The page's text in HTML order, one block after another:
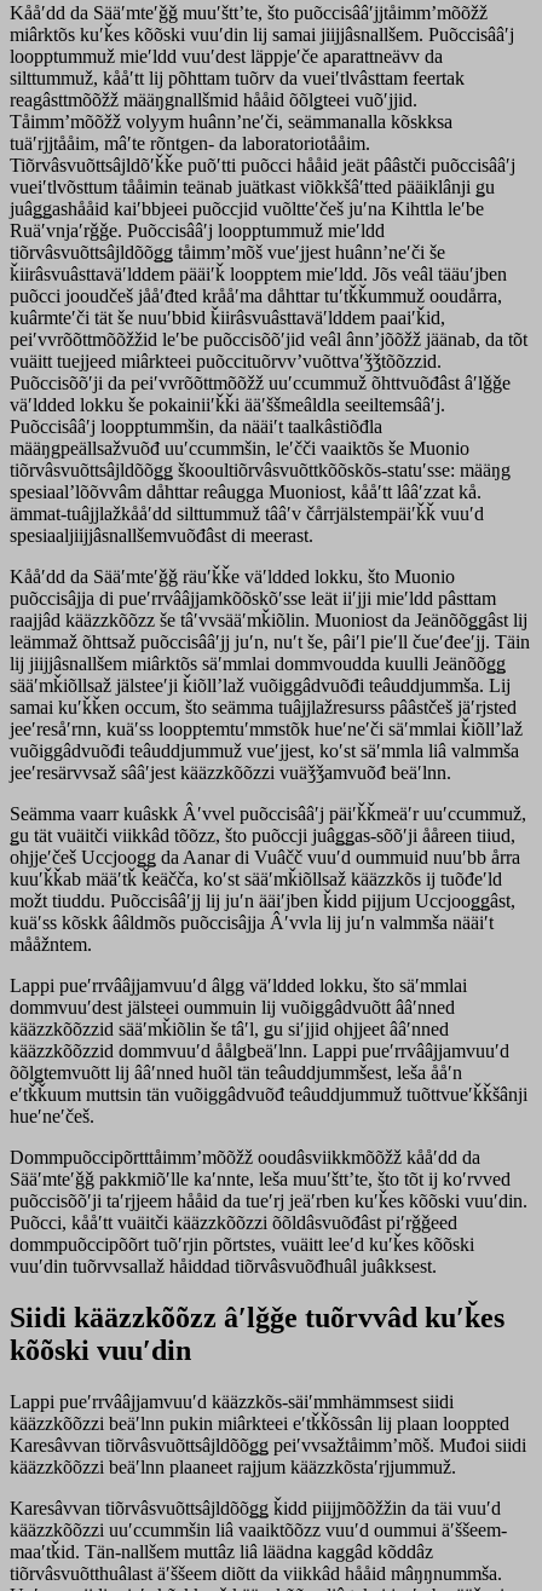
Kååʹdd da Sääʹmteʹǧǧ muuʹšttʼte, što puõccisââʹjjtåimmʼmõõžž
miârktõs kuʹǩes kõõski vuuʹdin lij samai jiijjâsnallšem. Puõccisââʹj
loopptummuž mieʹldd vuuʹdest läppjeʹče aparattneävv da
silttummuž, kååʹtt lij põhttam tuõrv da vueiʹtlvâsttam feertak
reagâsttmõõžž määŋgnallšmid hååid õõlǥteei vuõʹjjid.
Tåimmʼmõõžž volyym huânnʼneʹči, seämmanalla kõskksa
tuäʹrjjtååim, mâʹte rõntgen- da laboratoriotååim.
Tiõrvâsvuõttsâjldõʹǩǩe puõʹtti puõcci hååid jeät pââstči puõccisââʹj
vueiʹtlvõsttum tååimin teänab juätkast viõkkšâʹtted pääiklânji ǥu
juâǥǥashååid kaiʹbbjeei puõccjid vuõltteʹčeš juʹna Kihttla leʹbe
Ruäʹvnjaʹrǧǧe. Puõccisââʹj loopptummuž mieʹldd
tiõrvâsvuõttsâjldõõǥǥ tåimmʼmõš vueʹjjest huânnʼneʹči še
ǩiirâsvuâsttaväʹlddem pääiʹǩ loopptem mieʹldd. Jõs veâl tääuʹjben
puõcci jooudčeš jååʹđted krååʹma dåhttar tuʹtǩǩummuž ooudårra,
kuârmteʹči tät še nuuʹbbid ǩiirâsvuâsttaväʹlddem paaiʹǩid,
peiʹvvrõõttmõõžžid leʹbe puõccisõõʹjid veâl ânnʼjõõžž jäänab, da tõt
vuäitt tuejjeed miârkteei puõccituõrvvʼvuõttvaʹǯǯtõõzzid.
Puõccisõõʹji da peiʹvvrõõttmõõžž uuʹccummuž õhttvuõđâst âʹlǧǧe
väʹldded lokku še pokainiiʹǩǩi ääʹššmeâldla seeiltemsââʹj.
Puõccisââʹj loopptummšin, da nääiʹt taalkâstiõđla
määŋgpeällsažvuõđ uuʹccummšin, leʹčči vaaiktõs še Muonio
tiõrvâsvuõttsâjldõõǥǥ škooultiõrvâsvuõttkõõskõs-statuʹsse: määŋg
spesiaalʼlõõvvâm dåhttar reâugga Muoniost, kååʹtt lââʹzzat kå.
ämmat-tuâjjlažkååʹdd silttummuž tââʹv čårrjälstempäiʹǩǩ vuuʹd
spesiaaljiijjâsnallšemvuõđâst di meerast.
Kååʹdd da Sääʹmteʹǧǧ räuʹǩǩe väʹldded lokku, što Muonio
puõccisâjja di pueʹrrvââjjamkõõskõʹsse leät iiʹjji mieʹldd pâsttam
raajjâd kääzzkõõzz še tâʹvvsääʹmǩiõlin. Muoniost da Jeänõõǥǥâst lij
leämmaž õhttsaž puõccisââʹjj juʹn, nuʹt še, pâiʹl pieʹll čueʹđeeʹjj. Täin
lij jiijjâsnallšem miârktõs säʹmmlai dommvoudda kuulli Jeänõõǥǥ
sääʹmǩiõllsaž jälsteeʹji ǩiõllʼlaž vuõiggâdvuõđi teâuddjummša. Lij
samai kuʹǩǩen occum, što seämma tuâjjlažresurss pââstčeš jäʹrjsted
jeeʹresåʹrnn, kuäʹss loopptemtuʹmmstõk hueʹneʹči säʹmmlai ǩiõllʼlaž
vuõiggâdvuõđi teâuddjummuž vueʹjjest, koʹst säʹmmla liâ valmmša
jeeʹresärvvsaž sââʹjest kääzzkõõzzi vuäǯǯamvuõđ beäʹlnn.
Seämma vaarr kuâskk Âʹvvel puõccisââʹj päiʹǩǩmeäʹr uuʹccummuž,
ǥu tät vuäitči viikkâd tõõzz, što puõccji juâǥǥas-sõõʹji ååreen tiiud,
ohjjeʹčeš Uccjooǥǥ da Aanar di Vuâčč vuuʹd oummuid nuuʹbb årra
kuuʹǩǩab määʹtǩ ǩeäčča, koʹst sääʹmǩiõllsaž kääzzkõs ij tuõđeʹld
možt tiuddu. Puõccisââʹjj lij juʹn ääiʹjben ǩidd pijjum Uccjooǥǥâst,
kuäʹss kõskk ââldmõs puõccisâjja Âʹvvla lij juʹn valmmša nääiʹt
mååžntem.
Lappi pueʹrrvââjjamvuuʹd âlgg väʹldded lokku, što säʹmmlai
dommvuuʹdest jälsteei oummuin lij vuõiggâdvuõtt ââʹnned
kääzzkõõzzid sääʹmǩiõlin še tâʹl, ǥu siʹjjid ohjjeet ââʹnned
kääzzkõõzzid dommvuuʹd åålǥbeäʹlnn. Lappi pueʹrrvââjjamvuuʹd
õõlǥtemvuõtt lij ââʹnned huõl tän teâuddjummšest, leša ååʹn
eʹtǩǩuum muttsin tän vuõiggâdvuõđ teâuddjummuž tuõttvueʹǩǩšânji
hueʹneʹčeš.
Dommpuõccipõrtttåimmʼmõõžž ooudâsviikkmõõžž kååʹdd da
Sääʹmteʹǧǧ pakkmiõʹlle kaʹnnte, leša muuʹšttʼte, što tõt ij koʹrvved
puõccisõõʹji taʹrjjeem hååid da tueʹrj jeäʹrben kuʹǩes kõõski vuuʹdin.
Puõcci, kååʹtt vuäitči kääzzkõõzzi õõldâsvuõđâst piʹrǧǧeed
dommpuõccipõõrt tuõʹrjin põrtstes, vuäitt leeʹd kuʹǩes kõõski
vuuʹdin tuõrvvsallaž håiddad tiõrvâsvuõđhuâl juâkksest.
Siidi kääzzkõõzz âʹlǧǧe tuõrvvâd kuʹǩes
kõõski vuuʹdin
Lappi pueʹrrvââjjamvuuʹd kääzzkõs-säiʹmmhämmsest siidi
kääzzkõõzzi beäʹlnn pukin miârkteei eʹtǩǩõssân lij plaan looppted
Karesâvvan tiõrvâsvuõttsâjldõõǥǥ peiʹvvsažtåimmʼmõš. Muđoi siidi
kääzzkõõzzi beäʹlnn plaaneet rajjum kääzzkõstaʹrjjummuž.
Karesâvvan tiõrvâsvuõttsâjldõõǥǥ ǩidd piijjmõõžžin da täi vuuʹd
kääzzkõõzzi uuʹccummšin liâ vaaiktõõzz vuuʹd oummui äʹššeem-
maaʹtǩid. Tän-nallšem muttâz liâ läädna kaggâd kõddâz
tiõrvâsvuõtthuâlast äʹššeem diõtt da viikkâd hååid mâŋŋnummša.